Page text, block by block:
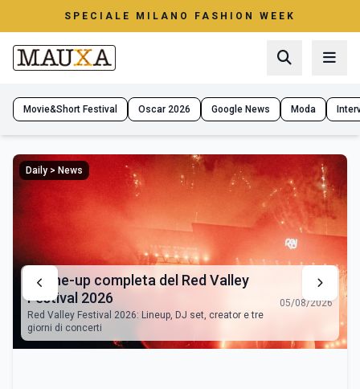
SPECIALE MILANO FASHION WEEK
Movie&Short Festival Oscar 2026 Google News Moda
Daily > News
La line-up completa del Red Valley
Festival 2026
Red Valley Festival 2026: Lineup, DJ set, creator e tre
giorni di concerti
05/08/2026